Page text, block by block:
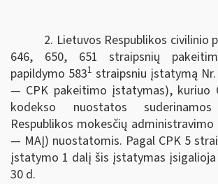
2. Lietuvos Respublikos civilinio
646, 650, 651 straipsnių
papildymo 5831 straipsniu įstatymą
— CPK pakeitimo įstatymas), kuriuo
kodekso nuostatos
Respublikos mokesčių
— MAĮ) nuostatomis. Pagal CPK 5
įstatymo 1 dalį šis įstatymas įsigalioja
30 d.